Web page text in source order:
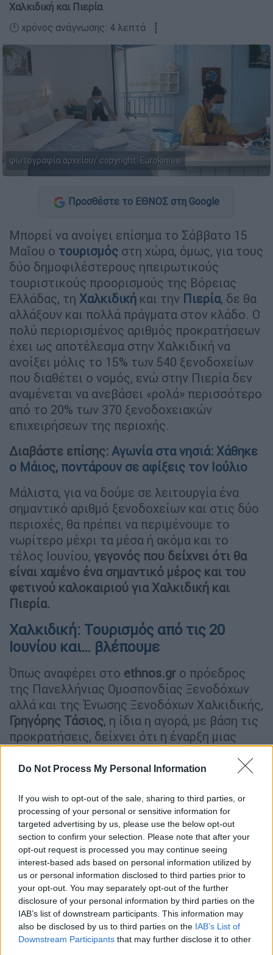
Do Not Process My Personal Information
If you wish to opt-out of the sale, sharing to third parties, or
processing of your personal or sensitive information for
targeted advertising by us, please use the below opt-out
section to confirm your selection. Please note that after your
opt-out request is processed you may continue seeing
interest-based ads based on personal information utilized by
us or personal information disclosed to third parties prior to
your opt-out. You may separately opt-out of the further
disclosure of your personal information by third parties on the
IAB’s list of downstream participants. This information may
also be disclosed by us to third parties on the IAB’s List of
Downstream Participants that may further disclose it to other
Χαλκιδική και Πιερία
🕛 χρόνος ανάγνωσης: 4 λεπτά ┋
φωτογραφία αρχείου/ copyright: Eurokinissi
Προσθέστε το ΕΘΝΟΣ στη Google
Μπορεί να ανοίγει επίσημα το Σάββατο 15
Μαΐου ο τουρισμός στη χώρα, όμως, για τους
δύο δημοφιλέστερους ηπειρωτικούς
τουριστικούς προορισμούς της Βόρειας
Ελλάδας, τη Χαλκιδική και την Πιερία, δε θα
αλλάξουν και πολλά πράγματα στον κλάδο. Ο
πολύ περιορισμένος αριθμός προκρατήσεων
έχει ως αποτέλεσμα στην Χαλκιδική να
ανοίξει μόλις το 15% των 540 ξενοδοχείων
που διαθέτει ο νομός, ενώ στην Πιερία δεν
αναμένεται να ανεβάσει «ρολά» περισσότερο
από το 20% των 370 ξενοδοχειακών
επιχειρήσεων της περιοχής.
Διαβάστε επίσης: Αγωνία στα νησιά: Χάθηκε
ο Μάιος, ποντάρουν σε αφίξεις τον Ιούλιο
Μάλιστα, για να δούμε σε λειτουργία ένα
σημαντικό αριθμό ξενοδοχείων και στις δύο
περιοχές, θα πρέπει να περιμένουμε το
νωρίτερο μέχρι τα μέσα ή ακόμα και το
τέλος Ιουνίου, γεγονός που δείχνει ότι θα
είναι χαμένο ένα σημαντικό μέρος και του
φετινού καλοκαιριού για Χαλκιδική και
Πιερία.
Χαλκιδική: Τουρισμός από τις 20
Ιουνίου και… βλέπουμε
Όπως αναφέρει στο ethnos.gr ο πρόεδρος
της Πανελλήνιας Ομοσπονδίας Ξενοδόχων
αλλά και της Ένωσης Ξενοδόχων Χαλκιδικής,
Γρηγόρης Τάσιος, η ίδια η αγορά, με βάση τις
προκρατήσεις, δείχνει ότι η έναρξη μιας
κίνησης στη Χαλκιδική μετατίθεται για τον
Να σημειωθεί ακόμα ότι από το 15% των
ξενοδοχείων της Χαλκιδικής που αναμένεται
να ανοίξει έως το ερχόμενο Σάββατο, η
συντριπτική πλειοψηφία θα είναι μικρές και
μεσαίες μονάδες, δυναμικότητας μέχρι
πενήντα δωματίων.
«Είμαστε αντιμέτωποι με ένα πολύ δύσκολο
στοίχημα, αφού η ίδια η αγορά δείχνει ότι η
κίνηση πηγαίνει προς τον Ιούλιο. Αυτό